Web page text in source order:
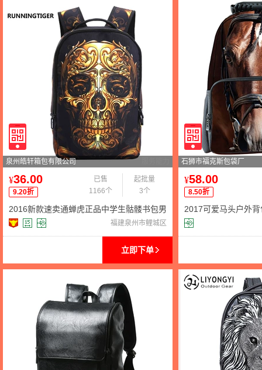
泉州皓轩箱包有限公司
¥36.00
9.20折
已售
1166个
起批量
3个
2016新款速卖通蝉虎正品中学生骷髅书包男
潮流背包旅行包双肩包
福建泉州市鲤城区
立即下单
石狮市福克斯包袋厂
¥58.00
8.50折
2017可爱马头户外
书包 学生毛毡包